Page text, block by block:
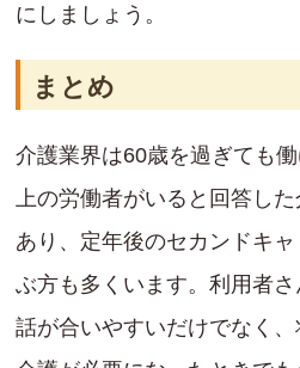
にしましょう。
まとめ
介護業界は60歳を過ぎても
上の労働者がいると回答し
あり、定年後のセカンドキ
ぶ方も多くいます。利用者
話が合いやすいだけでなく